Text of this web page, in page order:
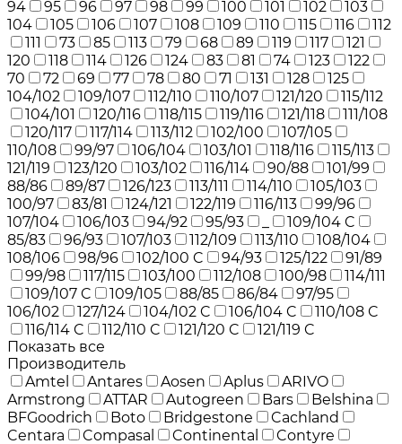
94
95 96 97 98 99 100 101 102
103
104
105 106 107 108 109 110 115 116
112
111
73 85 113 79 68 89 119 117
121
120
118 114 126 124 83 81 74 123
122
70
72 69 77 78 80 71 131 128
125
104/102
109/107 112/110 110/107 121/120
115/112
104/101
120/116 118/115 119/116 121/118
111/108
120/117
117/114 113/112 102/100
107/105
110/108
99/97 106/104 103/101 118/116
115/113
121/119
123/120 103/102 116/114 90/88
101/99
88/86
89/87 126/123 113/111 114/110
105/103
100/97
83/81 124/121 122/119 116/113
99/96
107/104
106/103 94/92 95/93
109/104 C
85/83
96/93 107/103 112/109 113/110
108/104
108/106
98/96 102/100 C 94/93 125/122
91/89
99/98
117/115 103/100 112/108 100/98
114/111
109/107 C
109/105 88/85 86/84
97/95
106/102
127/124 104/102 C 106/104 C
110/108 C
116/114 C
112/110 C 121/120 C
121/119 C
Показать все
Производитель
Amtel
Antares Aosen Aplus
ARIVO
Armstrong
ATTAR Autogreen Bars
Belshina
BFGoodrich
Boto Bridgestone
Cachland
Centara
Compasal Continental
Contyre